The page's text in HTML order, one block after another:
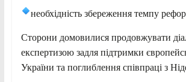
необхідність збереження темпу
Сторони домовилися продовжувати
експертизою задля підтримки
України та поглиблення співпраці з